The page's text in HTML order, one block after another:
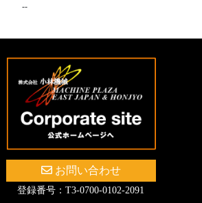
--
お問い合わせ
登録番号：T3-0700-0102-2091